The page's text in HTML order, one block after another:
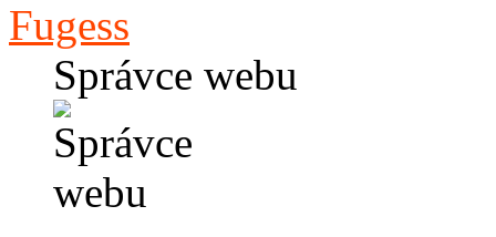
Fugess
Správce webu